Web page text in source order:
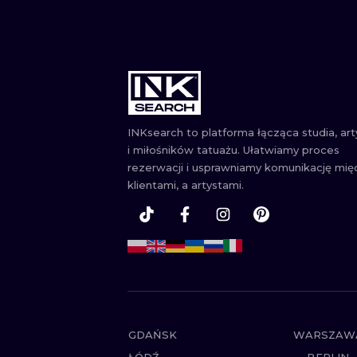
INKsearch to platforma łącząca studia,
i miłośników tatuażu. Ułatwiamy proces
rezerwacji i usprawniamy komunikację
klientami, a artystami.
GDAŃSK